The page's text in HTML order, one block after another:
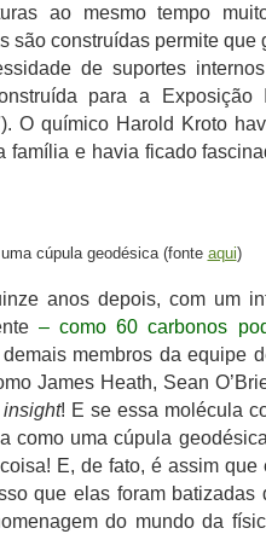
ao mesmo tempo
são construídas permite que
de suportes
para a Exposição
O químico Harold Kroto
família e havia ficado
cúpula geodésica (fonte aqui)
anos depois, com um
– como 60 carbonos
membros da equipe
James Heath, Sean
insight! E se essa molécula
como uma cúpula
E, de fato, é assim que
que elas foram
do mundo da